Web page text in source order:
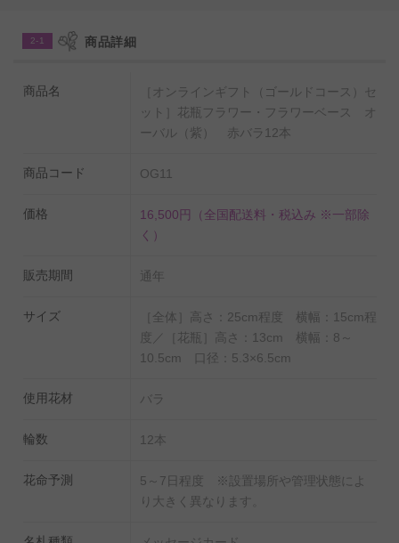
農園で生産した新鮮なバラを、ポリカーボネート製のお
イルのフラワーギフトセット商品です。
国産苗にこだわった高級薔薇は、花の大きさ、葉の瑞々
しさ、花持ちの長さが一般的な生花店で販売されている
い、退職祝い、長寿祝い（還暦・古希・喜寿・傘寿・米
寿・卒寿・白寿・百寿・etc）など大切な人へのプレゼン
ト、贈り物として、店舗やオフィスのインテリアとして
パソコンまたはスマートフォンやタブレットなどのモバ
イトから、贈り先様自身で欲しい商品を選んでいただけ
るギフトカタログです。
トをテーマとしたアイテムを多数ご用意しました。
オンラインギフト（ギフトカタログ）ゴールドコース
2-1 商品詳細
商品名
［オンラインギフト（ゴールドコース）セ
ット］花瓶フラワー・フラワーベース オ
ーバル（紫） 赤バラ12本
商品コード OG11
価格 16,500円
（全国配送料・税込み ※一部除
く）
販売期間 通年
サイズ
［全体］高さ：25cm程度 横幅：15cm程
度／［花瓶］高さ：13cm 横幅：8～
10.5cm 口径：5.3×6.5cm
使用花材 バラ
輪数 12本
花命予測
5～7日程度 ※設置場所や管理状態によ
り大きく異なります。